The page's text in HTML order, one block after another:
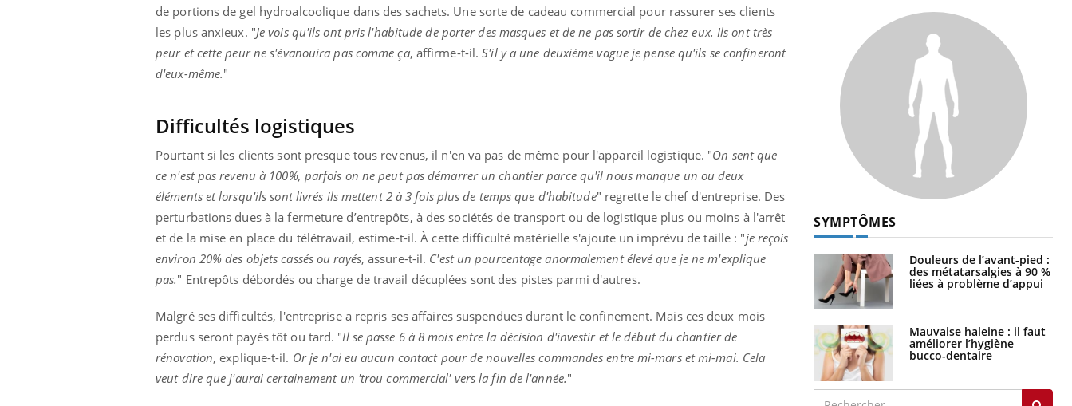
de portions de gel hydroalcoolique dans des sachets. Une sorte de cadeau commercial pour rassurer ses clients
les plus anxieux. "Je vois qu'ils ont pris l'habitude de porter des masques et de ne pas sortir de chez eux. Ils ont très
peur et cette peur ne s'évanouira pas comme ça, affirme-t-il.S'il y a une deuxième vague je pense qu'ils se confineront
d'eux-même."
Difficultés logistiques
Pourtant si les clients sont presque tous revenus, il n'en va pas de même pour l'appareil logistique. "On sent que
ce n'est pas revenu à 100%, parfois on ne peut pas démarrer un chantier parce qu'il nous manque un ou deux
éléments et lorsqu'ils sont livrés ils mettent 2 à 3 fois plus de temps que d'habitude" regrette le chef d'entreprise. Des
perturbations dues à la fermeture d’entrepôts, à des sociétés de transport ou de logistique plus ou moins à l'arrêt
et de la mise en place du télétravail, estime-t-il. À cette difficulté matérielle s'ajoute un imprévu de taille : "je reçois
environ 20% des objets cassés ou rayés, assure-t-il. C'est un pourcentage anormalement élevé que je ne m'explique
pas." Entrepôts débordés ou charge de travail décuplées sont des pistes parmi d'autres.
Malgré ses difficultés, l'entreprise a repris ses affaires suspendues durant le confinement. Mais ces deux mois
perdus seront payés tôt ou tard. "Il se passe 6 à 8 mois entre la décision d'investir et le début du chantier de
rénovation, explique-t-il. Or je n'ai eu aucun contact pour de nouvelles commandes entre mi-mars et mi-mai. Cela
veut dire que j'aurai certainement un 'trou commercial' vers la fin de l'année."
SYMPTÔMES
Douleurs de l’avant-pied :
des métatarsalgies à 90 %
liées à problème d’appui
Mauvaise haleine : il faut
améliorer l’hygiène
bucco-dentaire